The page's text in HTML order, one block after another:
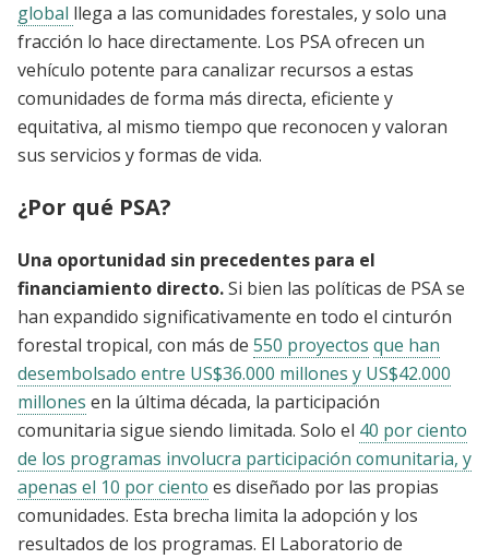
global llega a las comunidades forestales, y solo una
fracción lo hace directamente. Los PSA ofrecen un
vehículo potente para canalizar recursos a estas
comunidades de forma más directa, eficiente y
equitativa, al mismo tiempo que reconocen y valoran
sus servicios y formas de vida.
¿Por qué PSA?
Una oportunidad sin precedentes para el
financiamiento directo.Si bien las políticas de PSA se
han expandido significativamente en todo el cinturón
forestal tropical, con más de 550 proyectos que han
desembolsado entre US$36.000 millones y US$42.000
millones en la última década, la participación
comunitaria sigue siendo limitada. Solo el 40 por ciento
de los programas involucra participación comunitaria, y
apenas el 10 por ciento es diseñado por las propias
comunidades. Esta brecha limita la adopción y los
resultados de los programas. El Laboratorio de